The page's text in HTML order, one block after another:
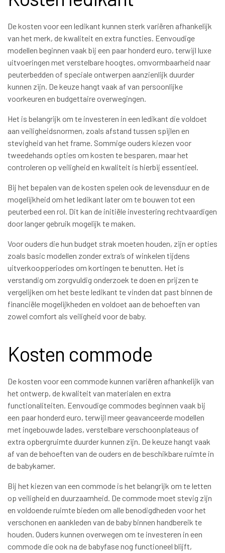
De kosten voor een ledikant kunnen sterk variëren afhankelijk
van het merk, de kwaliteit en extra functies. Eenvoudige
modellen beginnen vaak bij een paar honderd euro, terwijl luxe
uitvoeringen met verstelbare hoogtes, omvormbaarheid naar
peuterbedden of speciale ontwerpen aanzienlijk duurder
kunnen zijn. De keuze hangt vaak af van persoonlijke
voorkeuren en budgettaire overwegingen.
Het is belangrijk om te investeren in een ledikant die voldoet
aan veiligheidsnormen, zoals afstand tussen spijlen en
stevigheid van het frame. Sommige ouders kiezen voor
tweedehands opties om kosten te besparen, maar het
controleren op veiligheid en kwaliteit is hierbij essentieel.
Bij het bepalen van de kosten spelen ook de levensduur en de
mogelijkheid om het ledikant later om te bouwen tot een
peuterbed een rol. Dit kan de initiële investering rechtvaardigen
door langer gebruik mogelijk te maken.
Voor ouders die hun budget strak moeten houden, zijn er opties
zoals basic modellen zonder extra’s of winkelen tijdens
uitverkoopperiodes om kortingen te benutten. Het is
verstandig om zorgvuldig onderzoek te doen en prijzen te
vergelijken om het beste ledikant te vinden dat past binnen de
financiële mogelijkheden en voldoet aan de behoeften van
zowel comfort als veiligheid voor de baby.
Kosten commode
De kosten voor een commode kunnen variëren afhankelijk van
het ontwerp, de kwaliteit van materialen en extra
functionaliteiten. Eenvoudige commodes beginnen vaak bij
een paar honderd euro, terwijl meer geavanceerde modellen
met ingebouwde lades, verstelbare verschoonplateaus of
extra opbergruimte duurder kunnen zijn. De keuze hangt vaak
af van de behoeften van de ouders en de beschikbare ruimte in
de babykamer.
Bij het kiezen van een commode is het belangrijk om te letten
op veiligheid en duurzaamheid. De commode moet stevig zijn
en voldoende ruimte bieden om alle benodigdheden voor het
verschonen en aankleden van de baby binnen handbereik te
houden. Ouders kunnen overwegen om te investeren in een
commode die ook na de babyfase nog functioneel blijft,